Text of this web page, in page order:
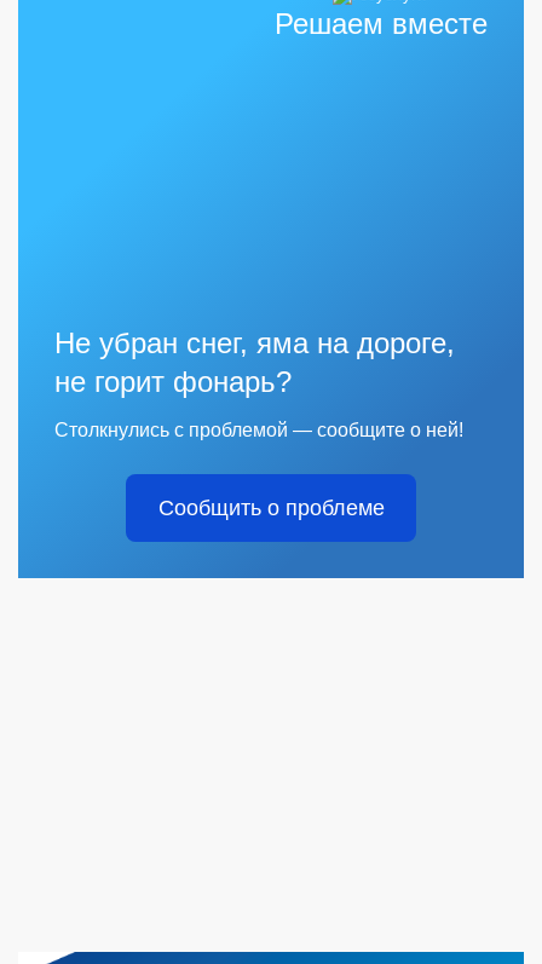
Решаем вместе
Не убран снег, яма на дороге,
не горит фонарь?
Столкнулись с проблемой — сообщите о ней!
Сообщить о проблеме